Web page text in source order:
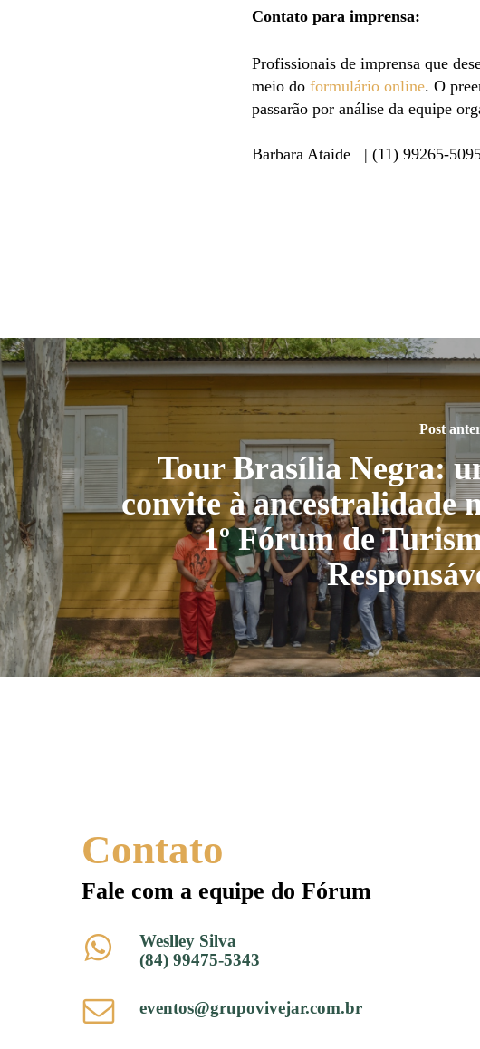
Contato para imprensa:
Profissionais de imprensa que
meio do formulário online. O
passarão por análise da equipe
Barbara Ataide | (11) 99265-
Post
Tour Brasília Negra:
convite à ancestralidade
1º Fórum de
Contato
Fale com a equipe do Fórum
Weslley Silva
(84) 99475-5343
eventos@grupovivejar.com.br